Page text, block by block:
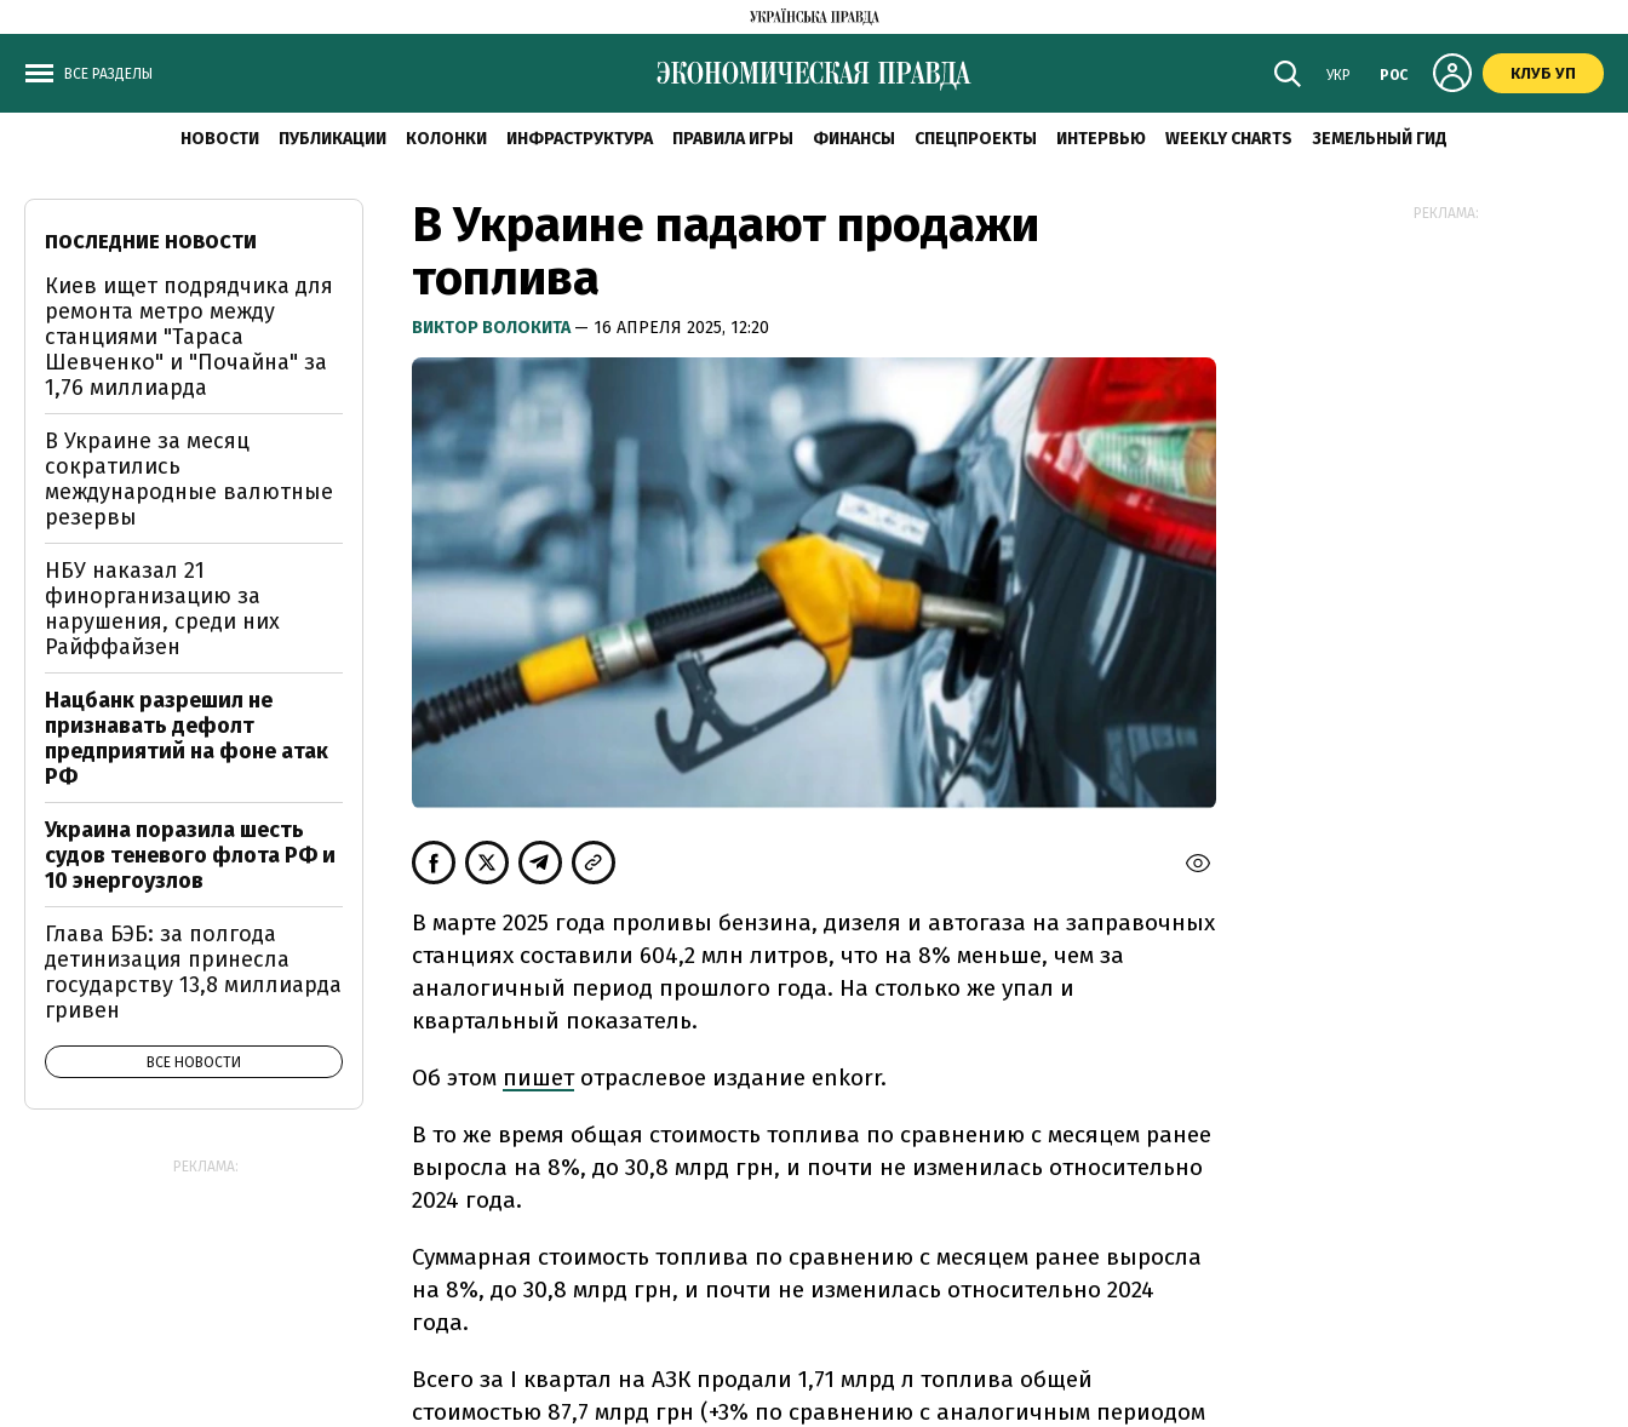
ВСЕ РАЗДЕЛЫ УКР РОС КЛУБ УП
НОВОСТИ ПУБЛИКАЦИИ КОЛОНКИ ИНФРАСТРУКТУРА ПРАВИЛА ИГРЫ ФИНАНСЫ СПЕЦПРОЕКТЫ ИНТЕРВЬЮ WEEKLY CHARTS ЗЕМЕЛЬНЫЙ ГИД
В Украине падают продажи
топлива
ВИКТОР ВОЛОКИТА— 16 АПРЕЛЯ 2025, 12:20
В марте 2025 года проливы бензина, дизеля и автогаза на заправочных
станциях составили 604,2 млн литров, что на 8% меньше, чем за
аналогичный период прошлого года. На столько же упал и
квартальный показатель.
Об этом пишет отраслевое издание enkorr.
В то же время общая стоимость топлива по сравнению с месяцем ранее
выросла на 8%, до 30,8 млрд грн, и почти не изменилась относительно
2024 года.
Суммарная стоимость топлива по сравнению с месяцем ранее выросла
на 8%, до 30,8 млрд грн, и почти не изменилась относительно 2024
года.
Всего за I квартал на АЗК продали 1,71 млрд л топлива общей
стоимостью 87,7 млрд грн (+3% по сравнению с аналогичным периодом
ПОСЛЕДНИЕ НОВОСТИ
Киев ищет подрядчика для
ремонта метро между
станциями "Тараса
Шевченко" и "Почайна" за
1,76 миллиарда
В Украине за месяц
сократились
международные валютные
резервы
НБУ наказал 21
финорганизацию за
нарушения, среди них
Райффайзен
Нацбанк разрешил не
признавать дефолт
предприятий на фоне атак
РФ
Украина поразила шесть
судов теневого флота РФ и
10 энергоузлов
Глава БЭБ: за полгода
детинизация принесла
государству 13,8 миллиарда
гривен
ВСЕ НОВОСТИ
РЕКЛАМА:
РЕКЛАМА: